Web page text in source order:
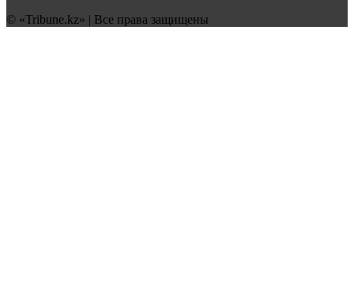
© «Tribune.kz» | Все права защищены